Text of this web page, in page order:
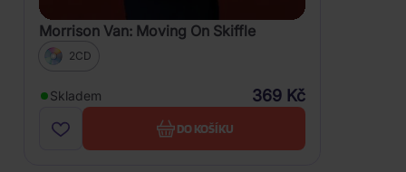
Morrison Van: Moving On Skiffle
2CD
Skladem 369 Kč
DO KOŠÍKU